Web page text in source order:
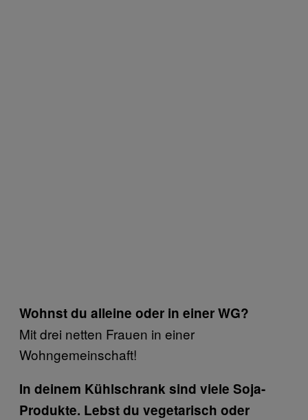
Wohnst du alleine oder in einer WG?
Mit drei netten Frauen in einer
Wohngemeinschaft!
In deinem Kühlschrank sind viele Soja-
Produkte. Lebst du vegetarisch oder